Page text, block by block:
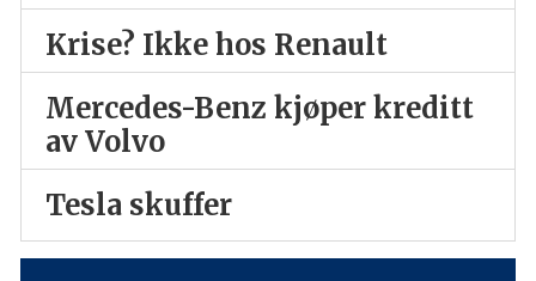
Krise? Ikke hos Renault
Mercedes-Benz kjøper kreditt
av Volvo
Tesla skuffer